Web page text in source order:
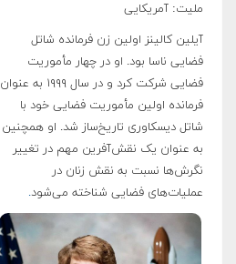
ملیت: آمریکایی
آیلین کالینز اولین زن فرمانده شاتل
فضایی ناسا بود. او در چهار مأموریت
فضایی شرکت کرد و در سال ۱۹۹۹ به عنوان
فرمانده اولین مأموریت فضایی خود با
شاتل دیسکاوری تاریخ‌ساز شد. او همچنین
به عنوان یک نقش‌آفرین مهم در تغییر
نگرش‌ها نسبت به نقش زنان در
عملیات‌های فضایی شناخته می‌شود.